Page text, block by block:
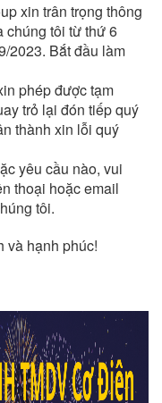
xin trân trọng thông
chúng tôi từ thứ 6
2023. Bắt đầu làm
phép được tạm
trỏ lại đón tiếp quý
thành xin lỗi quý
yêu cầu nào, vui
thoại hoặc email
tôi.
và hạnh phúc!